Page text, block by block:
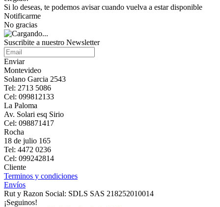
Si lo deseas, te podemos avisar cuando vuelva a estar disponible
Notificarme
No gracias
Suscribite a nuestro Newsletter
Enviar
Montevideo
Solano Garcia 2543
Tel: 2713 5086
Cel: 099812133
La Paloma
Av. Solari esq Sirio
Cel: 098871417
Rocha
18 de julio 165
Tel: 4472 0236
Cel: 099242814
Cliente
Terminos y condiciones
Envíos
Rut y Razon Social: SDLS SAS 218252010014
¡Seguinos!